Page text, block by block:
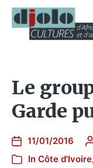
Le
Garde
11/01/2016
In Côte d'Ivoire